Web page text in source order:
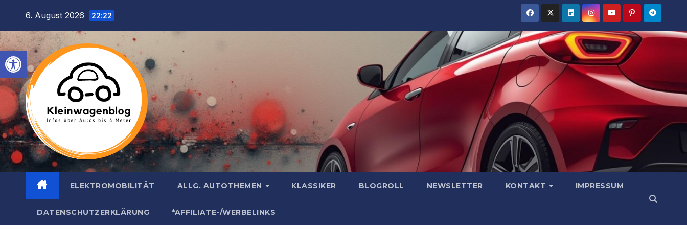
Werkzeugleiste öffnen
springen
springen
6. August 2026 22:22
ELEKTROMOBILITÄT ALLG. AUTOTHEMEN KLASSIKER BLOGROLL NEWSLETTER KONTAKT IMPRESSUM
DATENSCHUTZERKLÄRUNG *AFFILIATE-/WERBELINKS